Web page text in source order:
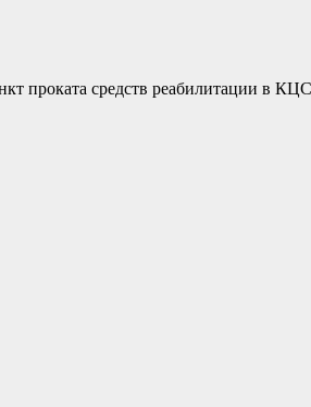
проката средств реабилитации в